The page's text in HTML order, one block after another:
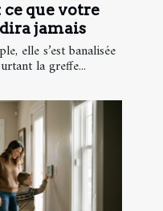
que votre
jamais
elle s’est banalisée
la greffe...